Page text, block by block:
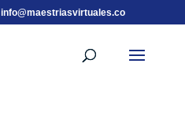
info@maestriasvirtuales.co